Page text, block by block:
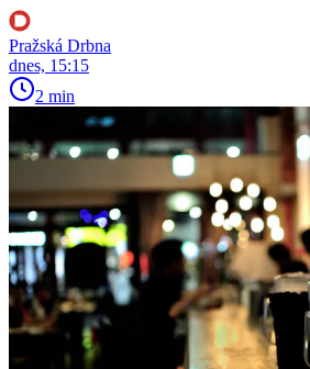
Pražská Drbna
dnes, 15:15
2 min